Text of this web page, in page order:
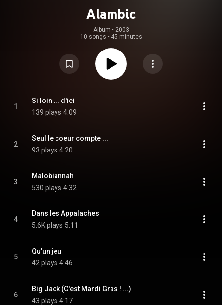
Alambic
Album • 2003
10 songs • 45 minutes
1
Si loin ... d'ici
139 plays 4:09
2
Seul le coeur compte ...
93 plays 4:20
3
Malobiannah
530 plays 4:32
4
Dans les Appalaches
5.6K plays 5:11
5
Qu'un jeu
42 plays 4:46
6
Big Jack (C'est Mardi Gras ! ...)
43 plays 4:17